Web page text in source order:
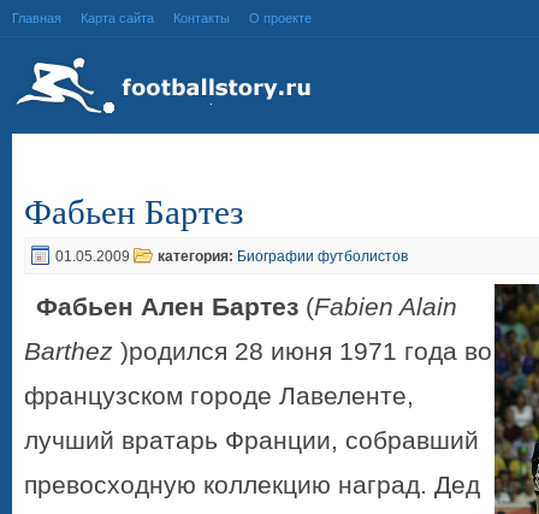
Главная Карта сайта Контакты О проекте
Фабьен Бартез
01.05.2009 категория: Биографии футболистов
Фабьен Ален Бартез (Fabien Alain
Barthez )родился 28 июня 1971 года во
французском городе Лавеленте,
лучший вратарь Франции, собравший
превосходную коллекцию наград. Дед